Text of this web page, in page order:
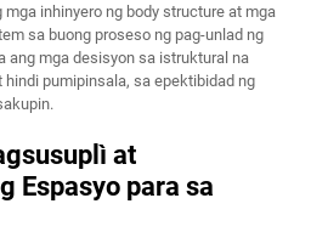
inhinyero ng body structure at mga
sa buong proseso ng pag-unlad ng
ang mga desisyon sa istruktural na
pumipinsala, sa epektibidad ng
at
Espasyo para sa